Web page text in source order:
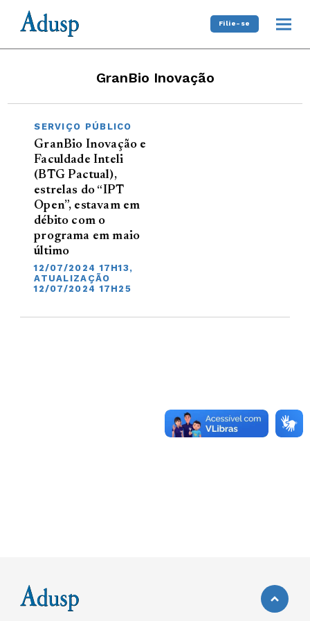
Filie-se
GranBio Inovação
SERVIÇO PÚBLICO
GranBio Inovação e
Faculdade Inteli
(BTG Pactual),
estrelas do “IPT
Open”, estavam em
débito com o
programa em maio
último
12/07/2024 17H13,
ATUALIZAÇÃO
12/07/2024 17H25